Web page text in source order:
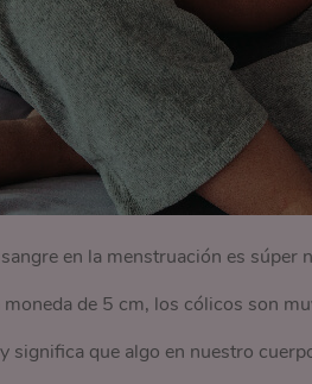
en la menstruación es súper
de 5 cm, los cólicos son
significa que algo en nuestro